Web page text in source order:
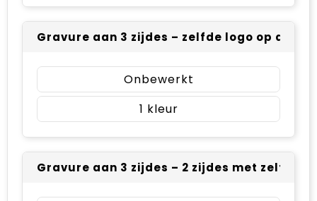
Gravure aan 3 zijdes – zelfde logo op alle 3
Onbewerkt
1
Gravure aan 3 zijdes – 2 zijdes met zelfde